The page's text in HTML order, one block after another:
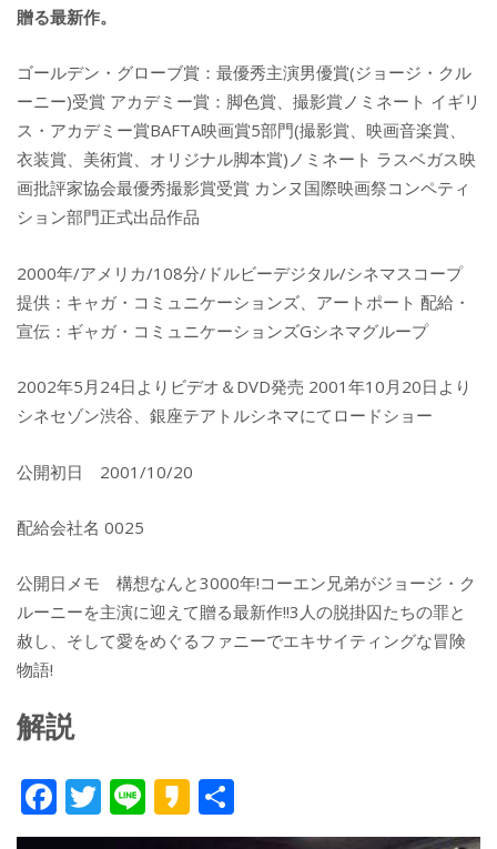
贈る最新作。
ゴールデン・グローブ賞：最優秀主演男優賞(ジョージ・クル
ーニー)受賞 アカデミー賞：脚色賞、撮影賞ノミネート イギリ
ス・アカデミー賞BAFTA映画賞5部門(撮影賞、映画音楽賞、
衣装賞、美術賞、オリジナル脚本賞)ノミネート ラスベガス映
画批評家協会最優秀撮影賞受賞 カンヌ国際映画祭コンペティ
ション部門正式出品作品
2000年/アメリカ/108分/ドルビーデジタル/シネマスコープ
提供：キャガ・コミュニケーションズ、アートポート 配給・
宣伝：ギャガ・コミュニケーションズGシネマグループ
2002年5月24日よりビデオ＆DVD発売 2001年10月20日より
シネセゾン渋谷、銀座テアトルシネマにてロードショー
公開初日 2001/10/20
配給会社名 0025
公開日メモ 構想なんと3000年!コーエン兄弟がジョージ・ク
ルーニーを主演に迎えて贈る最新作!!3人の脱掛囚たちの罪と
赦し、そして愛をめぐるファニーでエキサイティングな冒険
物語!
解説
F
ac
T
w
Li
n
K
a 有